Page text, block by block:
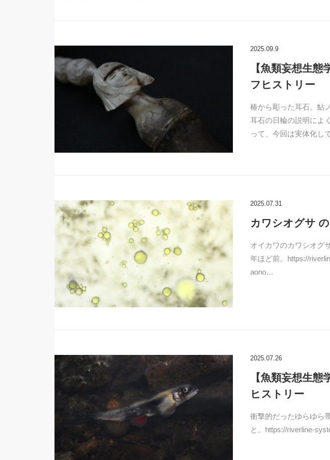
2025.09.9
【魚類妄想生態
フヒストリー
椿から彫った耳石。鮎
耳石の日輪の説明によ
って、今回は実体化し
2025.07.31
カワシオグサ
オイカワのカワシオグ
年ほど前。https://
aono…
2025.07.26
【魚類妄想生
ヒストリー
衝撃的だったゆらゆら
と。https://riverline-